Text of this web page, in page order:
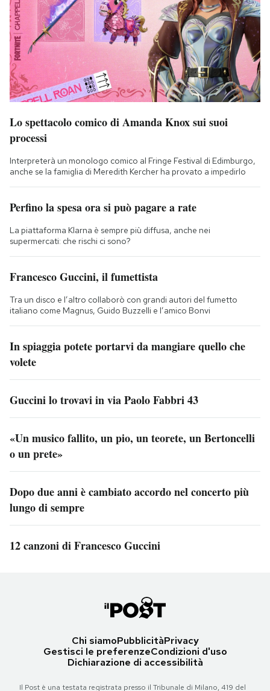
Lo spettacolo comico di Amanda Knox sui suoi
processi
Interpreterà un monologo comico al Fringe Festival di Edimburgo,
anche se la famiglia di Meredith Kercher ha provato a impedirlo
Perfino la spesa ora si può pagare a rate
La piattaforma Klarna è sempre più diffusa, anche nei
supermercati: che rischi ci sono?
Francesco Guccini, il fumettista
Tra un disco e l’altro collaborò con grandi autori del fumetto
italiano come Magnus, Guido Buzzelli e l’amico Bonvi
In spiaggia potete portarvi da mangiare quello che
volete
Guccini lo trovavi in via Paolo Fabbri 43
«Un musico fallito, un pio, un teorete, un Bertoncelli
o un prete»
Dopo due anni è cambiato accordo nel concerto più
lungo di sempre
12 canzoni di Francesco Guccini
Chi siamoPubblicitàPrivacy
Gestisci le preferenzeCondizioni d'uso
Dichiarazione di accessibilità
Il Post è una testata registrata presso il Tribunale di Milano, 419 del